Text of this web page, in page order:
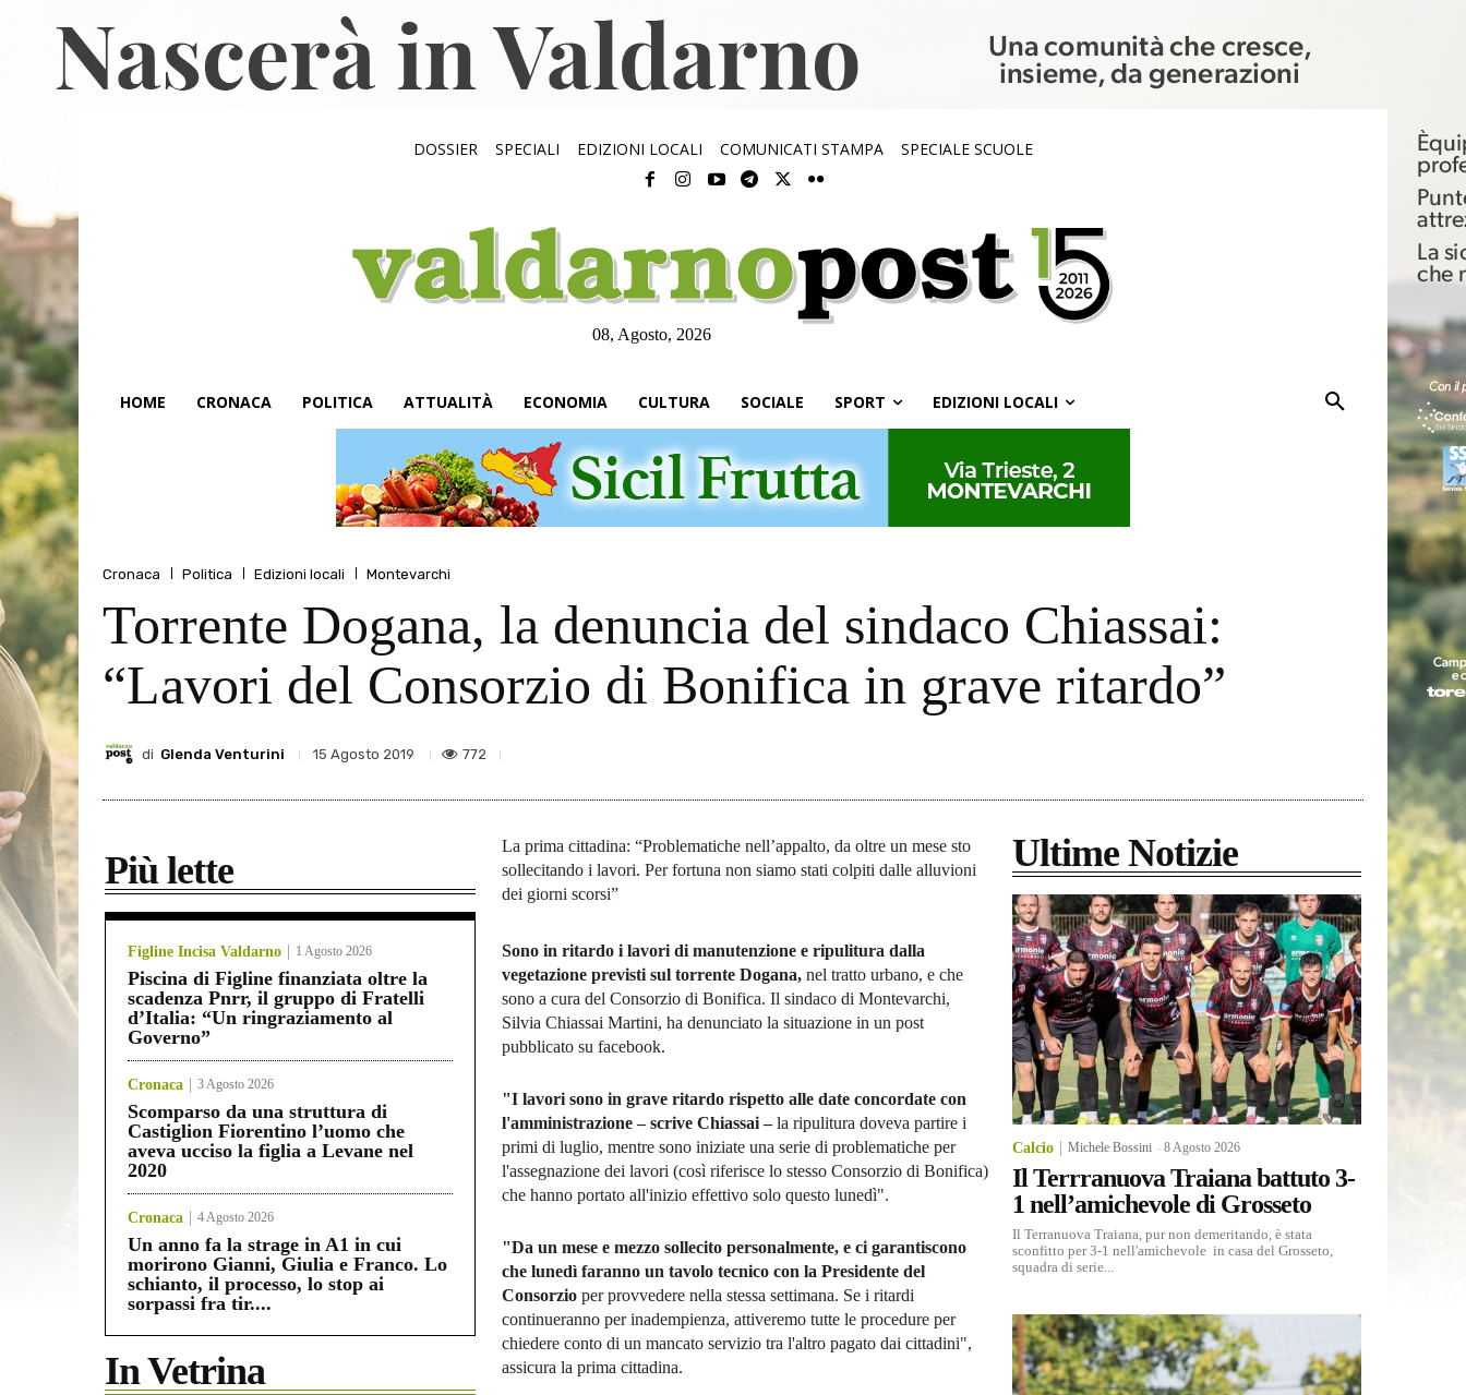
DOSSIER SPECIALI EDIZIONI LOCALI COMUNICATI STAMPA SPECIALE SCUOLE
08, Agosto, 2026
HOME CRONACA POLITICA ATTUALITÀ ECONOMIA CULTURA SOCIALE SPORT EDIZIONI LOCALI
Cronaca Politica Edizioni locali Montevarchi
Torrente Dogana, la denuncia del sindaco Chiassai:
“Lavori del Consorzio di Bonifica in grave ritardo”
di Glenda Venturini 15 Agosto 2019 772
Più lette
Figline Incisa Valdarno 1 Agosto 2026
Piscina di Figline finanziata oltre la
scadenza Pnrr, il gruppo di Fratelli
d’Italia: “Un ringraziamento al
Governo”
Cronaca 3 Agosto 2026
Scomparso da una struttura di
Castiglion Fiorentino l’uomo che
aveva ucciso la figlia a Levane nel
2020
Cronaca 4 Agosto 2026
Un anno fa la strage in A1 in cui
morirono Gianni, Giulia e Franco. Lo
schianto, il processo, lo stop ai
sorpassi fra tir....
In Vetrina
La prima cittadina: “Problematiche nell’appalto, da oltre un mese sto
sollecitando i lavori. Per fortuna non siamo stati colpiti dalle alluvioni
dei giorni scorsi”
Sono in ritardo i lavori di manutenzione e ripulitura dalla
vegetazione previsti sul torrente Dogana, nel tratto urbano, e che
sono a cura del Consorzio di Bonifica. Il sindaco di Montevarchi,
Silvia Chiassai Martini, ha denunciato la situazione in un post
pubblicato su facebook.
"I lavori sono in grave ritardo rispetto alle date concordate con
l'amministrazione – scrive Chiassai –la ripulitura doveva partire i
primi di luglio, mentre sono iniziate una serie di problematiche per
l'assegnazione dei lavori (così riferisce lo stesso Consorzio di Bonifica)
che hanno portato all'inizio effettivo solo questo lunedì".
"Da un mese e mezzo sollecito personalmente, e ci garantiscono
che lunedì faranno un tavolo tecnico con la Presidente del
Consorzio per provvedere nella stessa settimana. Se i ritardi
continueranno per inadempienza, attiveremo tutte le procedure per
chiedere conto di un mancato servizio tra l'altro pagato dai cittadini",
assicura la prima cittadina.
Ultime Notizie
Calcio Michele Bossini -8 Agosto 2026
Il Terrranuova Traiana battuto 3-
1 nell’amichevole di Grosseto
Il Terranuova Traiana, pur non demeritando, è stata
sconfitto per 3-1 nell'amichevole in casa del Grosseto,
squadra di serie...